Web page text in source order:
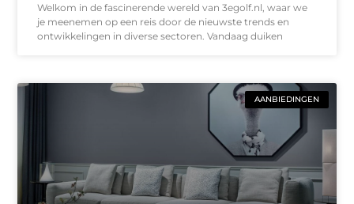
Welkom in de fascinerende wereld van 3egolf.nl, waar we
je meenemen op een reis door de nieuwste trends en
ontwikkelingen in diverse sectoren. Vandaag duiken
AANBIEDINGEN